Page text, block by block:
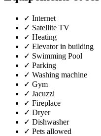
✓ Internet
✓ Satellite TV
✓ Heating
✓ Elevator in building
✓ Swimming Pool
✓ Parking
✓ Washing machine
✓ Gym
✓ Jacuzzi
✓ Fireplace
✓ Dryer
✓ Dishwasher
✓ Pets allowed